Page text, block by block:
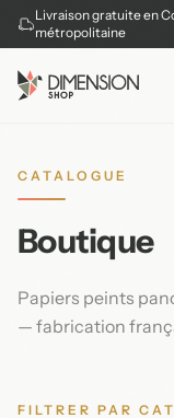
Livraison gratuite en
métropolitaine
CATALOGUE
Boutique
Papiers peints
— fabrication
FILTRER PAR